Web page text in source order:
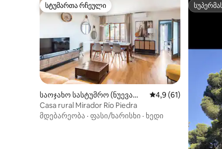
სტუმართა რჩეული
სტუმართა რჩეული
საოჯახო სასტუმრო (ნუევალ
ოსი)
საშუალო
4,9 (61)
Casa rural Mirador Río Piedra
მდებარეობა · ფასი/ხარისხი · ხედი